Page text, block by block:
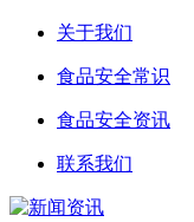
关于我们
食品安全常识
食品安全资讯
联系我们